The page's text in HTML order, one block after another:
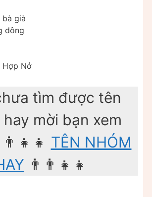
bà già
dông
Hợp Nở
tìm được tên
mời bạn xem
TÊN NHÓM
👨‍👨‍👧‍👧